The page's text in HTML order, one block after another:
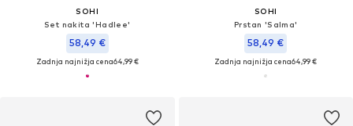
SOHI
Set nakita 'Hadlee'
58,49 €
Zadnja najnižja cena64,99 €
SOHI
Prstan 'Salma'
58,49 €
Zadnja najnižja cena64,99 €